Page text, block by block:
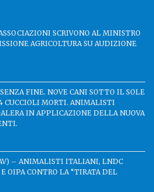
SCRIVONO AL MINISTRO
AGRICOLTURA SU AUDIZIONE
SENZA FINE. NOVE CANI SOTTO IL SOLE
CUCCIOLI MORTI. ANIMALISTI
IN APPLICAZIONE DELLA NUOVA
– ANIMALISTI ITALIANI, LNDC
OIPA CONTRO LA “TIRATA DEL